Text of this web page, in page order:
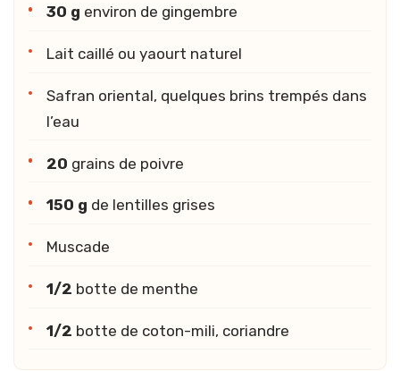
30 g environ de gingembre
Lait caillé ou yaourt naturel
Safran oriental, quelques brins trempés dans
l’eau
20 grains de poivre
150 g de lentilles grises
Muscade
1/2 botte de menthe
1/2 botte de coton-mili, coriandre